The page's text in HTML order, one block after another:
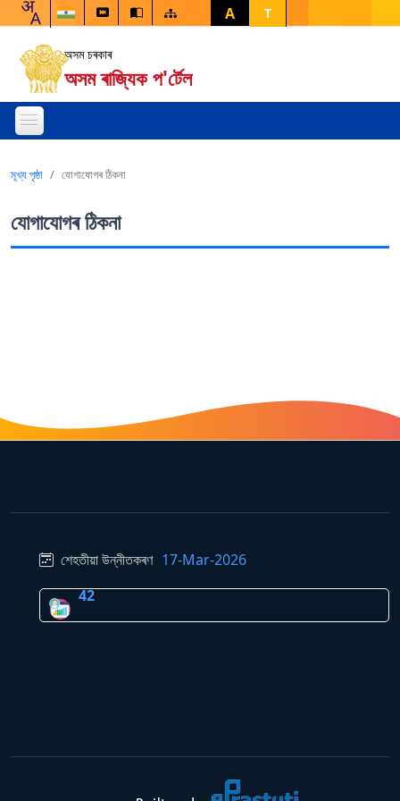
A T
অসম চৰকাৰ
অসম ৰাজ্যিক প'ৰ্টেল
মূখ্য পৃষ্ঠা যোগাযোগৰ ঠিকনা
যোগাযোগৰ ঠিকনা
শেহতীয়া উন্নীতকৰণ 17-Mar-2026
42